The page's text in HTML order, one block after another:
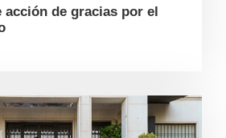
acción de gracias por el